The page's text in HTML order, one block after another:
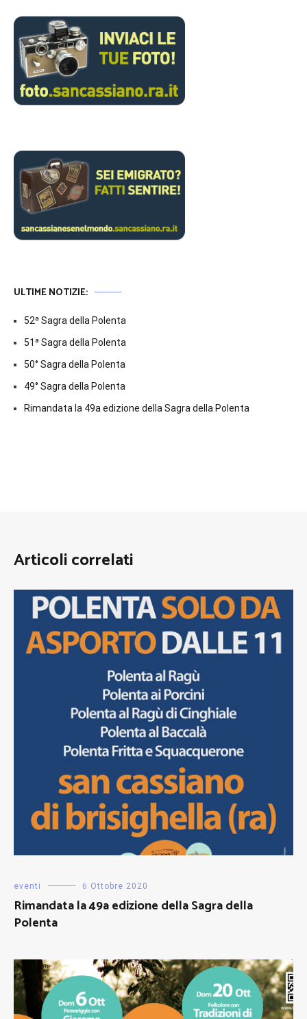
ULTIME NOTIZIE:
52ª Sagra della Polenta
51ª Sagra della Polenta
50° Sagra della Polenta
49° Sagra della Polenta
Rimandata la 49a edizione della Sagra della Polenta
Articoli correlati
eventi 6 Ottobre 2020
Rimandata la 49a edizione della Sagra della
Polenta